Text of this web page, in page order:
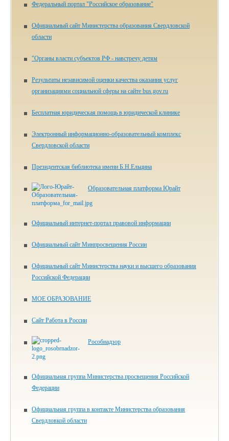
Федеральный портал "Российское образование"
Официальный сайт Министерства образования Свердловской
области
"Органы власти субъектов РФ - навстречу детям
Результаты независимой оценки качества оказания услуг
организациями социальной сферы на сайте bus.gov.ru
Бесплатная юридическая помощь в юридической клинике
Электронный информационно-образовательный комплекс
Свердловской области
Президентская библиотека имени Б.Н.Ельцина
Образовательная платформа Юрайт
Официальный интернет-портал правовой информации
Официальный сайт Минпросвещения России
Официальный сайт Министерства науки и высшего образования
Российской Федерации
МОЕ ОБРАЗОВАНИЕ
Сайт Работа в России
Рособнадзор
Официальная группа Министерства просвещения Российской
Федерации
Официальная группа в контакте Министерства образования
Свердловкой области